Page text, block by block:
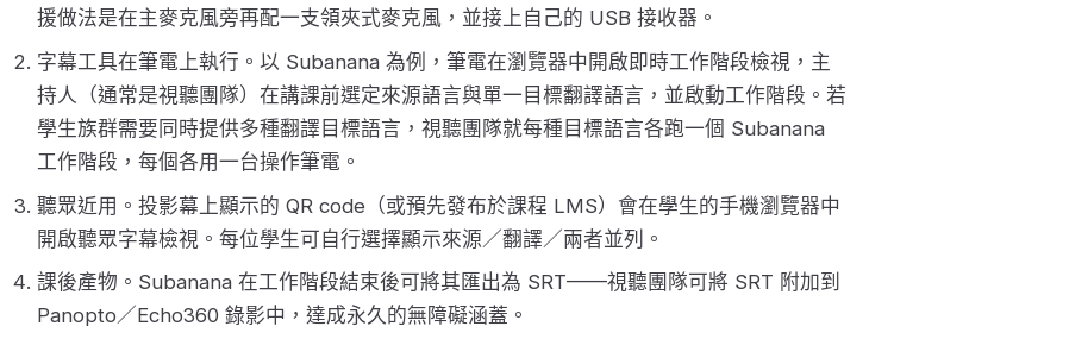
援做法是在主麥克風旁再配一支領夾式麥克風，並接上自己的 USB 接收器。
字幕工具在筆電上執行。以 Subanana 為例，筆電在瀏覽器中開啟即時工作階段檢視，主
持人（通常是視聽團隊）在講課前選定來源語言與單一目標翻譯語言，並啟動工作階段。若
學生族群需要同時提供多種翻譯目標語言，視聽團隊就每種目標語言各跑一個 Subanana
工作階段，每個各用一台操作筆電。
聽眾近用。投影幕上顯示的 QR code（或預先發布於課程 LMS）會在學生的手機瀏覽器中
開啟聽眾字幕檢視。每位學生可自行選擇顯示來源／翻譯／兩者並列。
課後產物。Subanana 在工作階段結束後可將其匯出為 SRT——視聽團隊可將 SRT 附加到
Panopto／Echo360 錄影中，達成永久的無障礙涵蓋。